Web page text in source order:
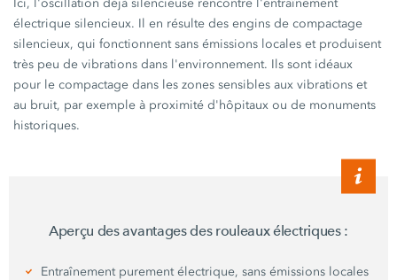
électrique silencieux. Il en résulte des engins de compactage
silencieux, qui fonctionnent sans émissions locales et produisent
très peu de vibrations dans l'environnement. Ils sont idéaux
pour le compactage dans les zones sensibles aux vibrations et
au bruit, par exemple à proximité d'hôpitaux ou de monuments
historiques.
Aperçu des avantages des rouleaux électriques :
Entraînement purement électrique, sans émissions locales